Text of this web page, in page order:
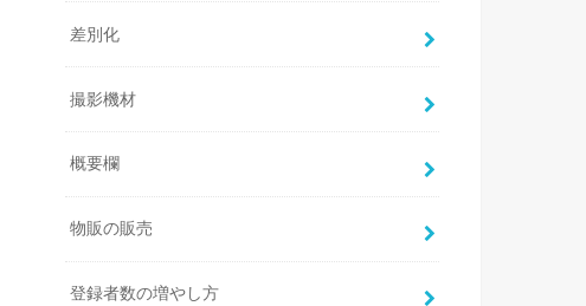
差別化
撮影機材
概要欄
物販の販売
登録者数の増やし方